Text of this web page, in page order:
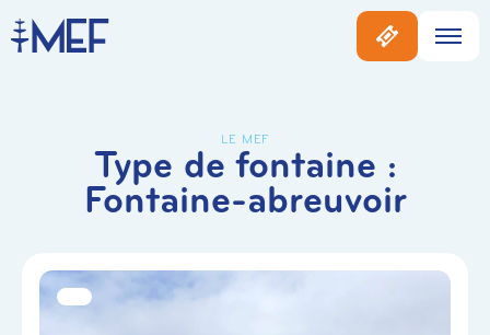
LE MEF
Type de fontaine :
Fontaine-abreuvoir